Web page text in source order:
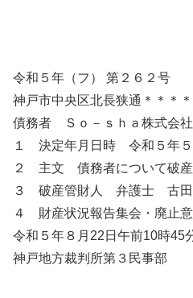
令和５年（フ） 第２６２号
神戸市中央区北長狭通＊＊＊＊
債務者 Ｓｏ－ｓｈａ株式会社
１ 決定年月日時 令和５年５
２ 主文 債務者について破産
３ 破産管財人 弁護士
４ 財産状況報告集会・廃止
令和５年８月22日午前10時45
神戸地方裁判所第３民事部